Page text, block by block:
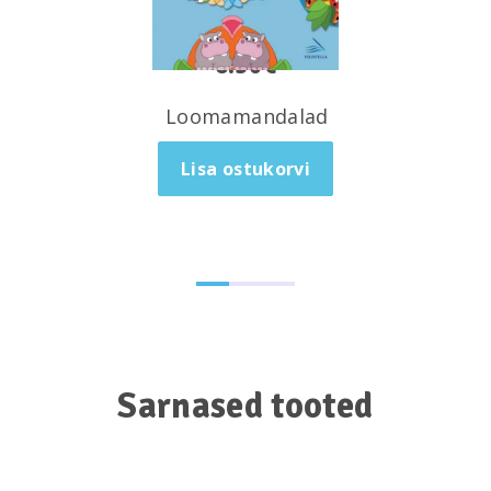
6.50€
Loomamandalad
Lisa ostukorvi
Sarnased tooted